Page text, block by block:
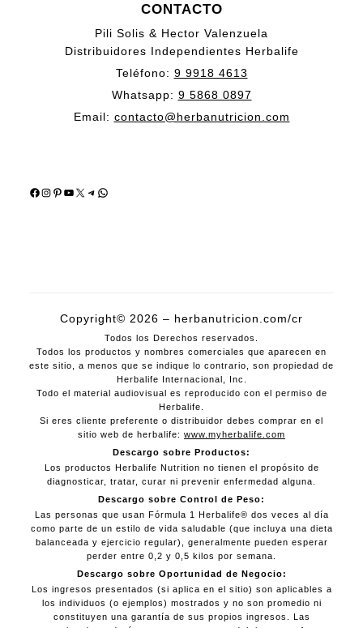
CONTACTO
Pili Solis & Hector Valenzuela
Distribuidores Independientes Herbalife
Teléfono: 9 9918 4613
Whatsapp: 9 5868 0897
Email: contacto@herbanutricion.com
Facebook
Instagram
Pinterest
YouTube
X Telegram
WhatsApp
Copyright© 2026 – herbanutricion.com/cr
Todos los Derechos reservados.
Todos los productos y nombres comerciales que aparecen en
este sitio, a menos que se indique lo contrario, son propiedad de
Herbalife Internacional, Inc.
Todo el material audiovisual es reproducido con el permiso de
Herbalife.
Si eres cliente preferente o distribuidor debes comprar en el
sitio web de herbalife: www.myherbalife.com
Descargo sobre Productos:
Los productos Herbalife Nutrition no tienen el propósito de
diagnosticar, tratar, curar ni prevenir enfermedad alguna.
Descargo sobre Control de Peso:
Las personas que usan Fórmula 1 Herbalife® dos veces al día
como parte de un estilo de vida saludable (que incluya una dieta
balanceada y ejercicio regular), generalmente pueden esperar
perder entre 0,2 y 0,5 kilos por semana.
Descargo sobre Oportunidad de Negocio:
Los ingresos presentados (si aplica en el sitio) son aplicables a
los individuos (o ejemplos) mostrados y no son promedio ni
constituyen una garantía de sus propios ingresos. Las